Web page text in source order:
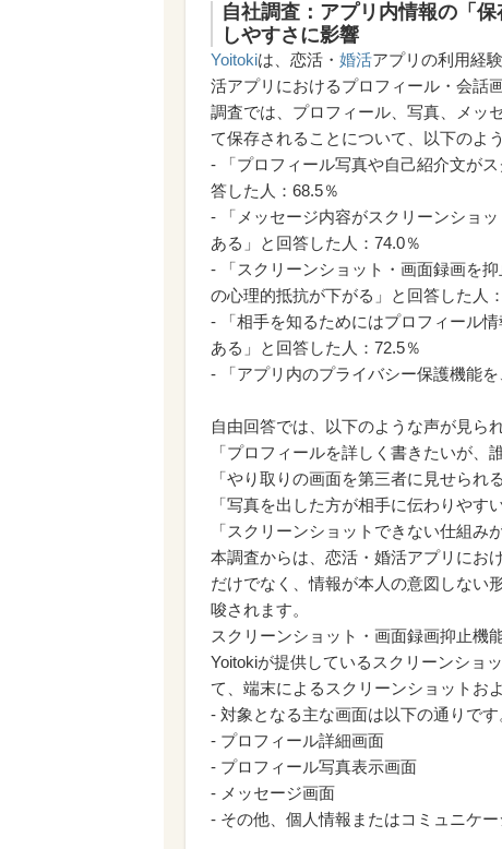
自社調査：アプリ内情報の「
しやすさに影響
Yoitokiは、恋活・ 婚活アプリの利用経
活アプリにおけるプロフィール・会話
調査では、プロフィール、写真、メッ
て保存されることについて、以下のよ
- 「プロフィール写真や自己紹介文が
答した人：68.5％
- 「メッセージ内容がスクリーンショ
ある」と回答した人：74.0％
- 「スクリーンショット・画面録画を
の心理的抵抗が下がる」と回答した人
- 「相手を知るためにはプロフィール
ある」と回答した人：72.5％
- 「アプリ内のプライバシー保護機能
自由回答では、以下のような声が見ら
「プロフィールを詳しく書きたいが、
「やり取りの画面を第三者に見せられ
「写真を出した方が相手に伝わりやす
「スクリーンショットできない仕組み
本調査からは、恋活・婚活アプリにお
だけでなく、情報が本人の意図しない
唆されます。
スクリーンショット・画面録画抑止機
Yoitokiが提供しているスクリーンショ
て、端末によるスクリーンショットお
- 対象となる主な画面は以下の通りです
- プロフィール詳細画面
- プロフィール写真表示画面
- メッセージ画面
- その他、個人情報またはコミュニケ